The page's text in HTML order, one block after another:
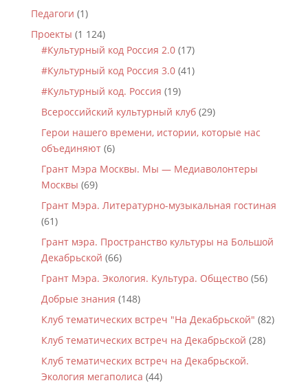
Педагоги (1)
Проекты (1 124)
#Культурный код Россия 2.0(17)
#Культурный код Россия 3.0(41)
#Культурный код. Россия (19)
Всероссийский культурный клуб(29)
Герои нашего времени, истории, которые нас
объединяют(6)
Грант Мэра Москвы. Мы — Медиаволонтеры
Москвы (69)
Грант Мэра. Литературно-музыкальная гостиная
(61)
Грант мэра. Пространство культуры на Большой
Декабрьской (66)
Грант Мэра. Экология. Культура. Общество(56)
Добрые знания (148)
Клуб тематических встреч "На Декабрьской" (82)
Клуб тематических встреч на Декабрьской (28)
Клуб тематических встреч на Декабрьской.
Экология мегаполиса (44)